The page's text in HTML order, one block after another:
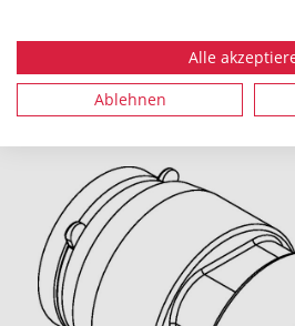
Alle
Ablehnen